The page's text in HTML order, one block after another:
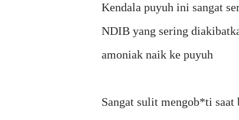
Kendala puyuh ini sangat
NDIB yang sering
amoniak naik ke puyuh
Sangat sulit mengob*ti saat